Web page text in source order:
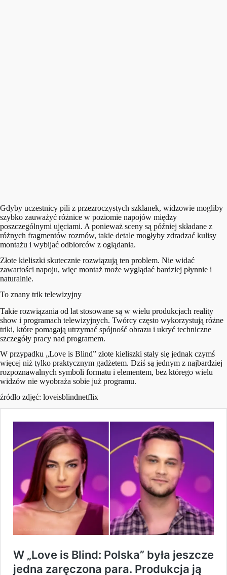
Gdyby uczestnicy pili z przezroczystych szklanek, widzowie mogliby
szybko zauważyć różnice w poziomie napojów między
poszczególnymi ujęciami. A ponieważ sceny są później składane z
różnych fragmentów rozmów, takie detale mogłyby zdradzać kulisy
montażu i wybijać odbiorców z oglądania.
Złote kieliszki skutecznie rozwiązują ten problem. Nie widać
zawartości napoju, więc montaż może wyglądać bardziej płynnie i
naturalnie.
To znany trik telewizyjny
Takie rozwiązania od lat stosowane są w wielu produkcjach reality
show i programach telewizyjnych. Twórcy często wykorzystują różne
triki, które pomagają utrzymać spójność obrazu i ukryć techniczne
szczegóły pracy nad programem.
W przypadku „Love is Blind” złote kieliszki stały się jednak czymś
więcej niż tylko praktycznym gadżetem. Dziś są jednym z najbardziej
rozpoznawalnych symboli formatu i elementem, bez którego wielu
widzów nie wyobraża sobie już programu.
źródło zdjęć: loveisblindnetflix